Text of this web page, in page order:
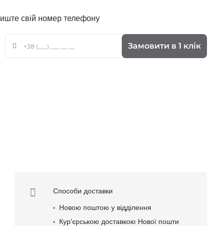
свій номер телефону
Замовити в 1 клік
Способи доставки
Новою поштою у відділення
Кур'єрською доставкою Нової пошти